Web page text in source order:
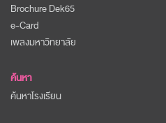
Brochure Dek65
e-Card
เพลงมหาวิทยาลัย
ค้นหา
ค้นหาโรงเรียน